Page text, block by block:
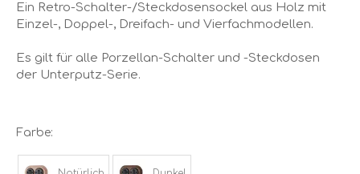
Ein Retro-Schalter-/Steckdosensockel aus Holz mit
Einzel-, Doppel-, Dreifach- und Vierfachmodellen.
Es gilt für alle Porzellan-Schalter und -Steckdosen
der Unterputz-Serie.
Farbe: